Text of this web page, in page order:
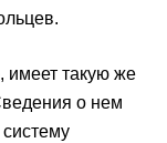
имеет такую же
о нем